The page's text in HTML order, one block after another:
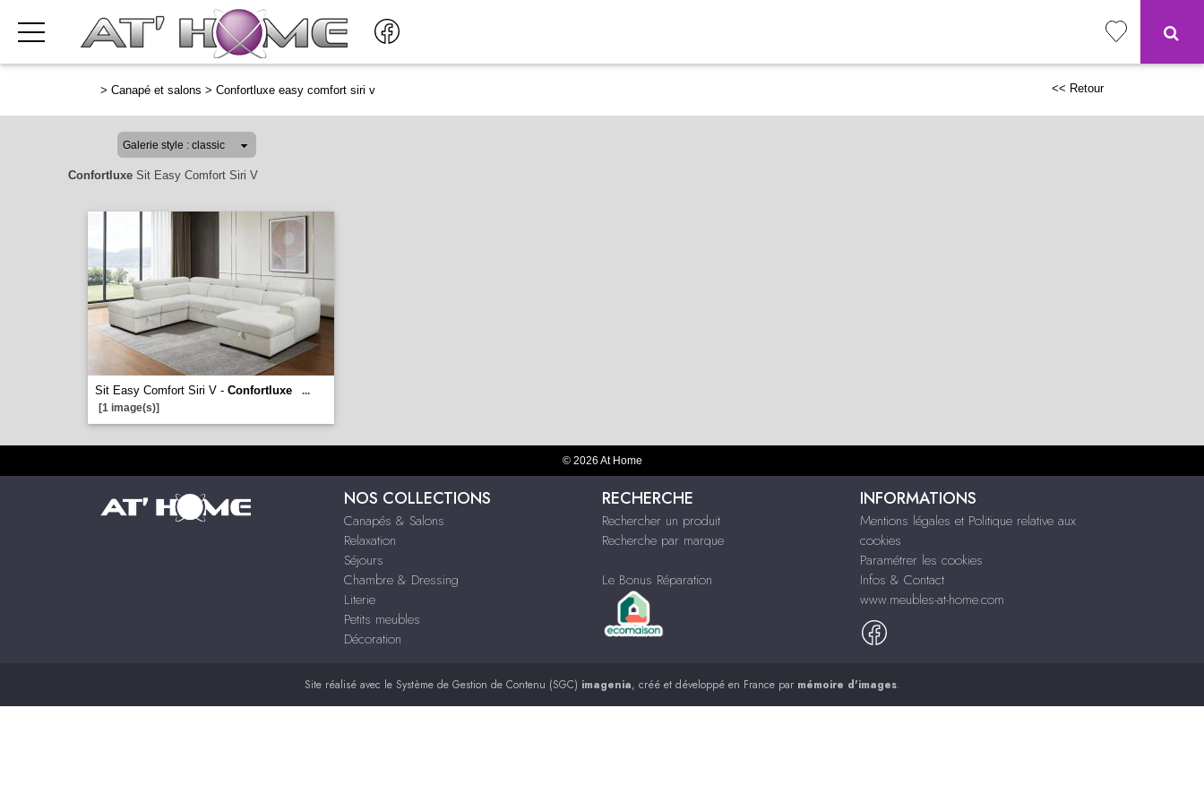
> Canapé et salons > Confortluxe easy comfort siri v << Retour
Confortluxe Sit Easy Comfort Siri V
Sit Easy Comfort Siri V - Confortluxe
...
[1 image(s)]
© 2026 At Home
NOS COLLECTIONS
Canapés & Salons
Relaxation
Séjours
Chambre & Dressing
Literie
Petits meubles
Décoration
RECHERCHE
Rechercher un produit
Recherche par marque
Le Bonus Réparation
INFORMATIONS
Mentions légales et Politique relative aux
cookies
Paramétrer les cookies
Infos & Contact
www.meubles-at-home.com
Site réalisé avec le Système de Gestion de Contenu (SGC) imagenia, créé et développé en France par mémoire d'images.